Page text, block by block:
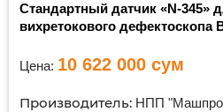
Стандартный датчик «N-345»
вихретокового дефектоскопа
Цена: 10 622 000 сум
Производитель: НПП